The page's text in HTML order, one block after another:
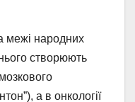
межі народних
створюють
а в онкології